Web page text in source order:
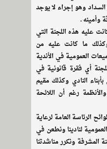
وهو إجراء لا يوجد
وأمينه .
عليه هذه اللجنة التي
ما كانت عليه من
العمومية في الأندية
أي فقرة قانونية في
النادي وكذلك مقيم
رغم أن اللائحة
الرئاسة العامة لرعاية
لنادينا ونطعن في
المشرفة ونكرر مناشدتنا